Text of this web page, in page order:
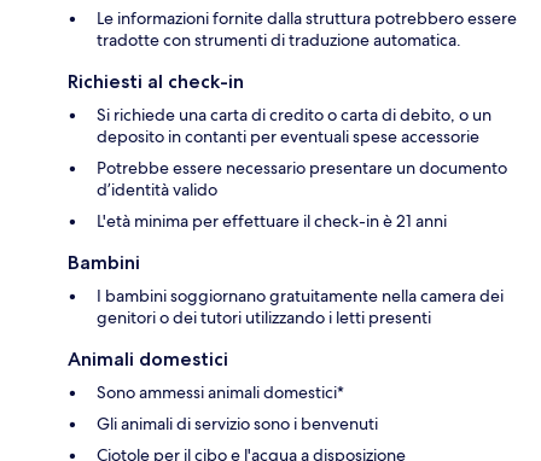
Le informazioni fornite dalla struttura potrebbero essere
tradotte con strumenti di traduzione automatica.
Richiesti al check-in
Si richiede una carta di credito o carta di debito, o un
deposito in contanti per eventuali spese accessorie
Potrebbe essere necessario presentare un documento
d’identità valido
L'età minima per effettuare il check-in è 21 anni
Bambini
I bambini soggiornano gratuitamente nella camera dei
genitori o dei tutori utilizzando i letti presenti
Animali domestici
Sono ammessi animali domestici*
Gli animali di servizio sono i benvenuti
Ciotole per il cibo e l'acqua a disposizione